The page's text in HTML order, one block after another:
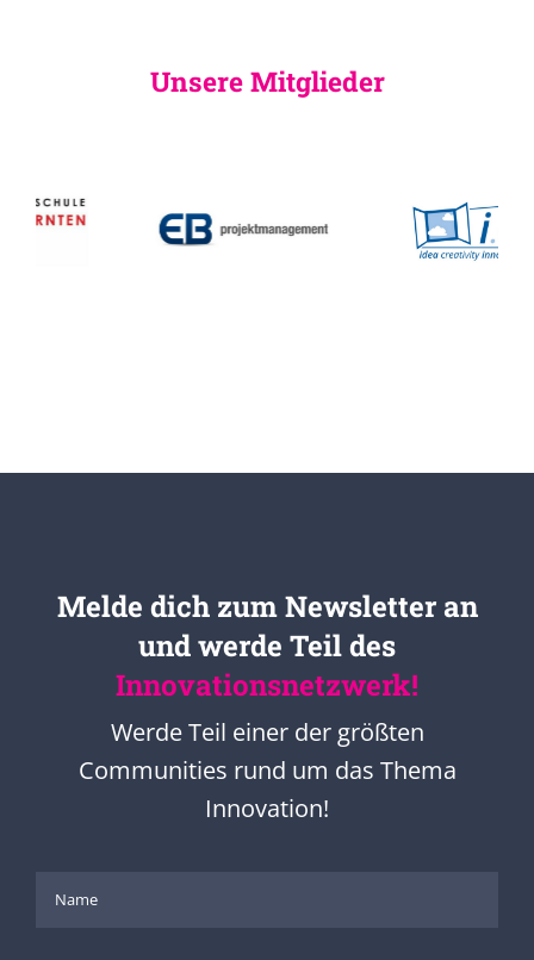
Unsere Mitglieder
Melde dich zum Newsletter an
und werde Teil des
Innovationsnetzwerk!
Werde Teil einer der größten
Communities rund um das Thema
Innovation!